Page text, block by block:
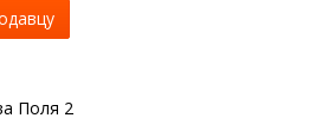
Поля 2